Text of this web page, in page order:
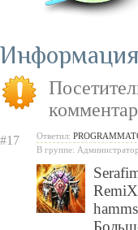
Информация
#17 Ответил:
В группе:
RemiX